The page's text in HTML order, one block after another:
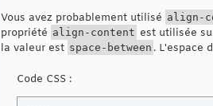
Vous avez probablement utilisé align-
propriété align-content est utilisée
la valeur est space-between . L'espace
Code CSS :